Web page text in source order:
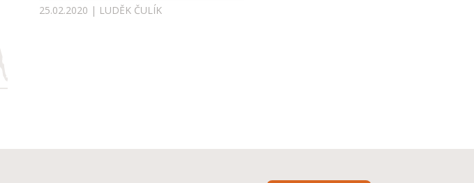
25.02.2020 | LUDĚK ČULÍK